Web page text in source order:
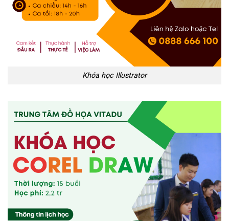
Khóa học Illustrator